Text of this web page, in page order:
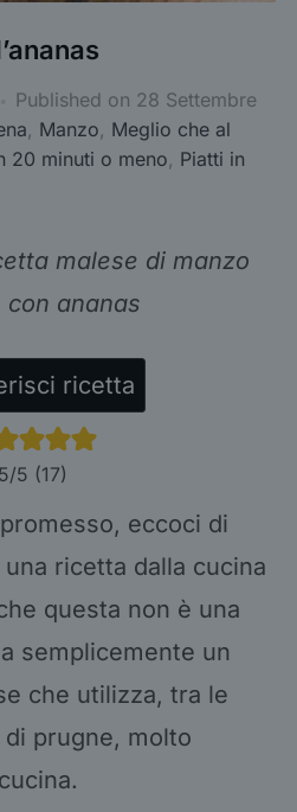
Published on 28 Settembre
, Manzo, Meglio che al
20 minuti o meno, Piatti in
malese di manzo
con ananas
ricetta
5/5 (17)
eccoci di
ricetta dalla cucina
questa non è una
semplicemente un
che utilizza, tra le
prugne, molto